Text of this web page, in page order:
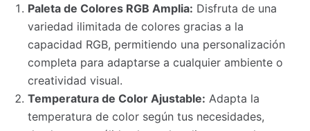
Paleta de Colores RGB Amplia: Disfruta de una
variedad ilimitada de colores gracias a la
capacidad RGB, permitiendo una personalización
completa para adaptarse a cualquier ambiente o
creatividad visual.
Temperatura de Color Ajustable: Adapta la
temperatura de color según tus necesidades,